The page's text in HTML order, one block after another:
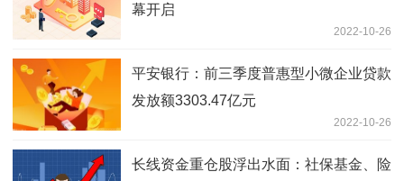
幕开启
2022-10-26
平安银行：前三季度普惠型小微企业贷款
发放额3303.47亿元
2022-10-26
长线资金重仓股浮出水面：社保基金、险